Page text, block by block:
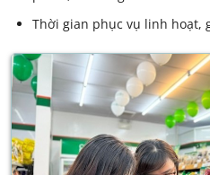
Thời gian phục vụ linh hoạt,